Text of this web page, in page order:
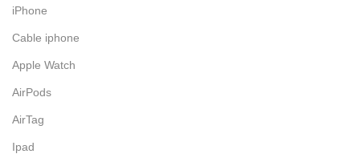
iPhone
Cable iphone
Apple Watch
AirPods
AirTag
Ipad